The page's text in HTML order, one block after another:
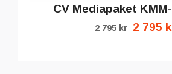
CV Mediapaket
2 795 kr 2 795